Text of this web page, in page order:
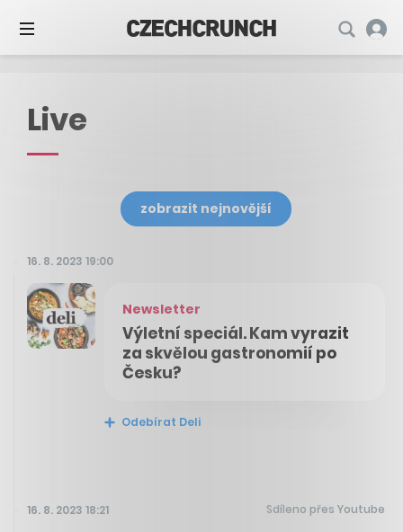
Live
zobrazit nejnovější
16. 8. 2023 19:00
Newsletter
Výletní speciál. Kam vyrazit
za skvělou gastronomií po
Česku?
Odebírat Deli
16. 8. 2023 18:21 Sdíleno přes Youtube